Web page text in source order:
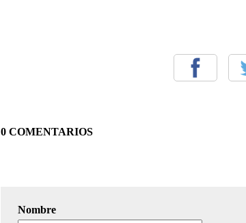
0 COMENTARIOS
Nombre